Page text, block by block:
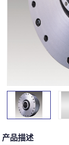
产品描述